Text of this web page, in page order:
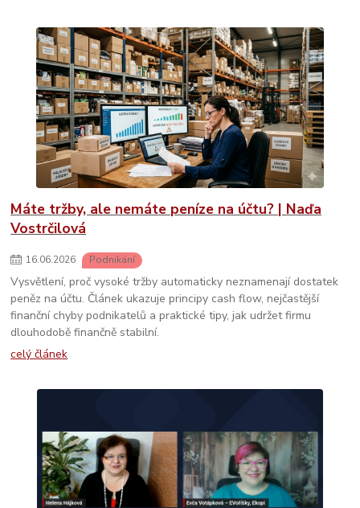
Máte tržby, ale nemáte peníze na účtu? | Naďa
Vostrčilová
16.06.2026 Podnikání
Vysvětlení, proč vysoké tržby automaticky neznamenají dostatek
peněz na účtu. Článek ukazuje principy cash flow, nejčastější
finanční chyby podnikatelů a praktické tipy, jak udržet firmu
dlouhodobě finančně stabilní.
celý článek